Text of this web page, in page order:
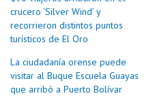
crucero ‘Silver Wind’ y
recorrieron distintos puntos
turísticos de El Oro
La ciudadanía orense puede
visitar al Buque Escuela Guayas
que arribó a Puerto Bolívar